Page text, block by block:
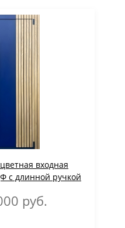
входная
с длинной ручкой
руб.